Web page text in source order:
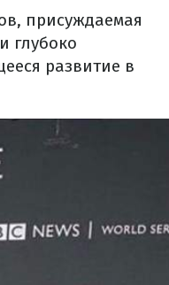
присуждаемая
глубоко
развитие в